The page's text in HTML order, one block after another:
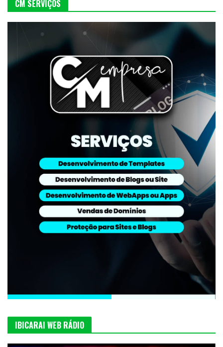
CM SERVIÇOS
IBICARAI WEB RÁDIO